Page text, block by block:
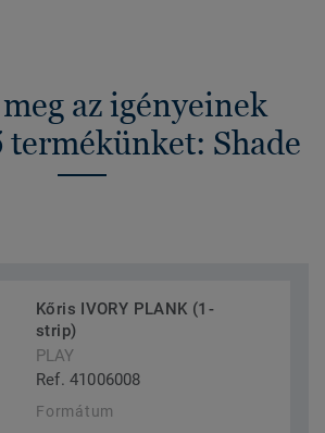
az igényeinek
termékünket: Shade
Kőris IVORY PLANK (1-
strip)
PLAY
Ref. 41006008
Formátum